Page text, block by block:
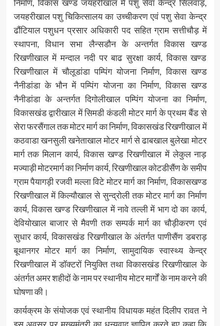
निर्माण, विकास खण्ड जयहरीखाल में पशु सेवा केन्द्र सिलवाड़,
जयहरीखाल पशु चिकित्सालय का उच्चीकरण एवं पशु सेवा केन्द्र
ढौंटियाल पशुधन प्रसार अधिकारी पद सहित ग्राम सत्तीचौड़ में
स्थापना, विधान सभा लैन्सडौन के अन्तर्गत विकास खण्ड
रिखणीखाल में मन्दाल नदी पर बाढ सुरक्षा कार्य, विकास खण्ड
रिखणीखाल में चौलूडांडा पम्पिंग योजना निर्माण, विकास खण्ड
नैनीडांडा के भौन में पम्पिंग योजना का निर्माण, विकास खण्ड
नैनीडांडा के अन्तर्गत दिगोलीखाल पम्पिंग योजना का निर्माण,
विकासखंड द्वारीखाल में सिमडी कंडली मोटर मार्ग के प्रथम बैंड से
सेरा फरसैंगाल तक मोटर मार्ग का निर्माण, विकासखंड रिखणीखाल में
कठवाडा खनसुली खनेताखाल मोटर मार्ग से ढाबखाल बुलेखा मोटर
मार्ग तक मिलान कार्य, विकास खण्ड रिखणीखाल में लेकुल नाड़
मज्याड़ी मोटरमार्ग का निर्माण कार्य, रिखणीखाल कोटडीसैंण के समीप
ग्राम पैयागड़ी रजवी मल्ला विटे मोटर मार्ग का निर्माण, विकासखण्ड
रिखणीखाल में किल्यौखाल से सुन्द्रोली तक मोटर मार्ग का निर्माण
कार्य, विकास खण्ड रिखणीखाल में नावे तल्ली में भाग दो का कार्य,
देवियोखाल बाजार से मैवणी तक सम्पर्क मार्ग का चौड़ीकरण एवं
सुधार कार्य, विकासखंड रिखणीखाल के अंतर्गत पाणीसैंण डबराड़
बूथानगर मोटर मार्ग का निर्माण, सामुदायिक स्वास्थ्य केन्द्र
रिखणीखाल में डॉक्टरों नियुक्ति तथा विकासखंड रिखणीखाल के
अंतर्गत अमर शहीदों के नाम पर स्थानीय मोटर मार्गों के नाम करने की
घोषणा की।
कार्यक्रम के संयोजक एवं स्थानीय विधायक महंत दिलीप रावत ने